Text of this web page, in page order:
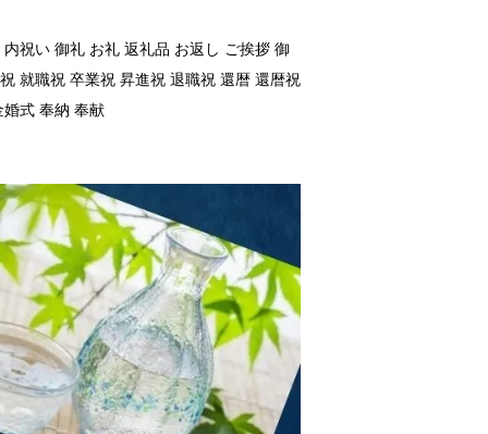
祝い 御礼 お礼 返礼品 お返し ご挨拶 御
就職祝 卒業祝 昇進祝 退職祝 還暦 還暦祝
式 奉納 奉献